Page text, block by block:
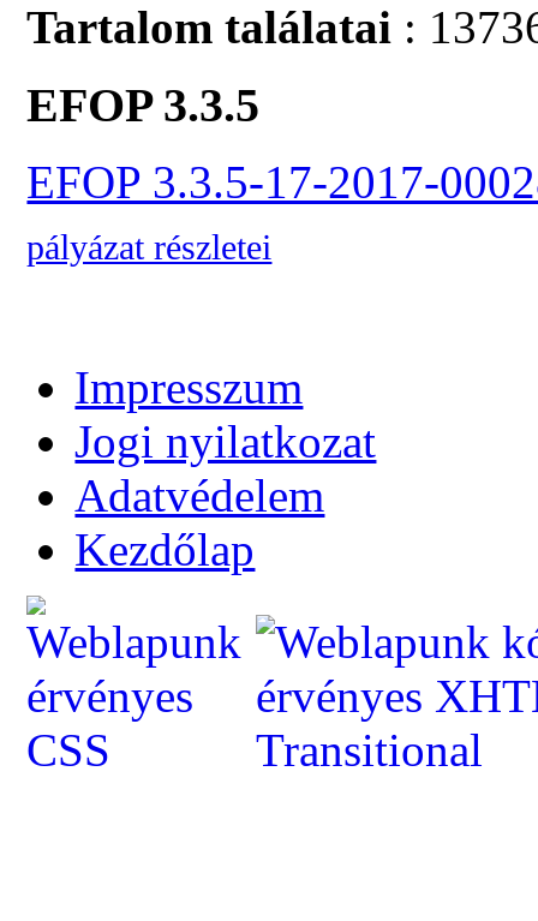
Tartalom találatai :
EFOP 3.3.5
EFOP 3.3.5-17-2017-
pályázat részletei
Impresszum
Jogi nyilatkozat
Adatvédelem
Kezdőlap